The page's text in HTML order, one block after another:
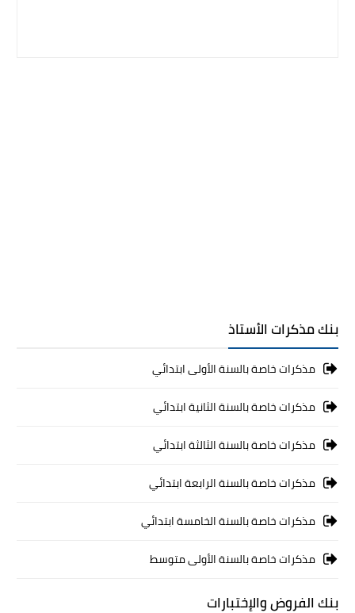
بنك مذكرات الأستاذ
مذكرات خاصة بالسنة الأولى ابتدائي
مذكرات خاصة بالسنة الثانية ابتدائي
مذكرات خاصة بالسنة الثالثة ابتدائي
مذكرات خاصة بالسنة الرابعة ابتدائي
مذكرات خاصة بالسنة الخامسة ابتدائي
مذكرات خاصة بالسنة الأولى متوسط
بنك الفروض والإختبارات